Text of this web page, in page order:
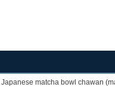
matcha bowl chawan